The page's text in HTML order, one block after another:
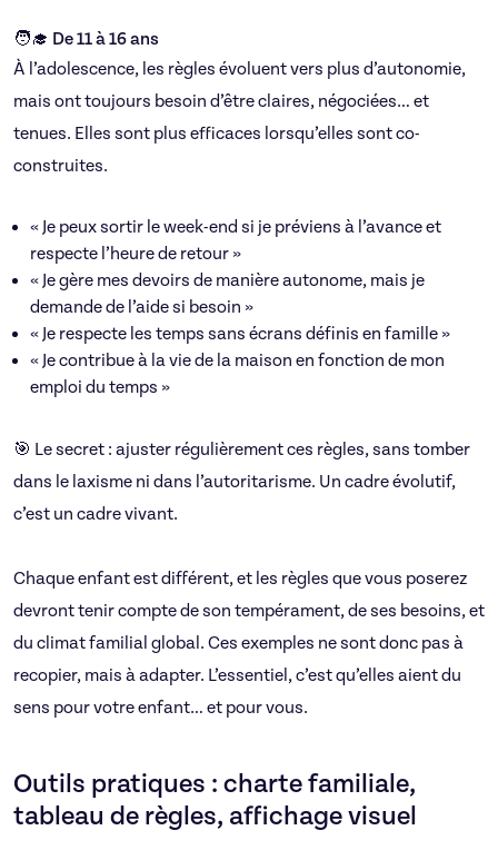
🧑‍🎓 De 11 à 16 ans
À l’adolescence, les règles évoluent vers plus d’autonomie,
mais ont toujours besoin d’être claires, négociées… et
tenues. Elles sont plus efficaces lorsqu’elles sont co-
construites.
« Je peux sortir le week-end si je préviens à l’avance et
respecte l’heure de retour »
« Je gère mes devoirs de manière autonome, mais je
demande de l’aide si besoin »
« Je respecte les temps sans écrans définis en famille »
« Je contribue à la vie de la maison en fonction de mon
emploi du temps »
🎯 Le secret : ajuster régulièrement ces règles, sans tomber
dans le laxisme ni dans l’autoritarisme. Un cadre évolutif,
c’est un cadre vivant.
Chaque enfant est différent, et les règles que vous poserez
devront tenir compte de son tempérament, de ses besoins, et
du climat familial global. Ces exemples ne sont donc pas à
recopier, mais à adapter. L’essentiel, c’est qu’elles aient du
sens pour votre enfant… et pour vous.
Outils pratiques : charte familiale,
tableau de règles, affichage visuel